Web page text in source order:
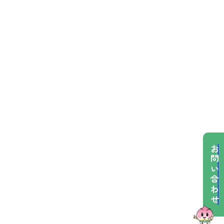
お問い合わせ